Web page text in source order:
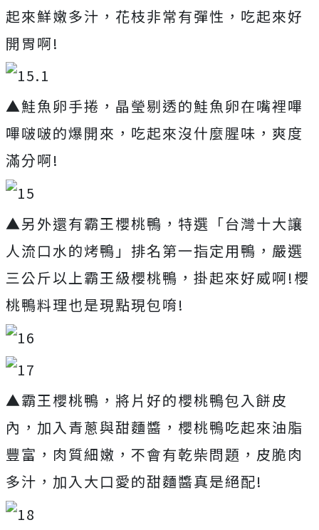
起來鮮嫩多汁，花枝非常有彈性，吃起來好
開胃啊!
▲鮭魚卵手捲，晶瑩剔透的鮭魚卵在嘴裡嗶
嗶啵啵的爆開來，吃起來沒什麼腥味，爽度
滿分啊!
▲另外還有霸王櫻桃鴨，特選「台灣十大讓
人流口水的烤鴨」排名第一指定用鴨，嚴選
三公斤以上霸王級櫻桃鴨，掛起來好威啊!櫻
桃鴨料理也是現點現包唷!
▲霸王櫻桃鴨，將片好的櫻桃鴨包入餅皮
內，加入青蔥與甜麵醬，櫻桃鴨吃起來油脂
豐富，肉質細嫩，不會有乾柴問題，皮脆肉
多汁，加入大口愛的甜麵醬真是絕配!